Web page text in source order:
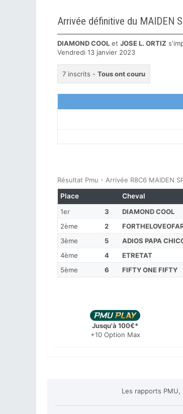
Arrivée définitive du MAIDEN
DIAMOND COOL et JOSE L. ORTIZ
Vendredi 13 janvier 2023
7 inscrits - Tous ont couru
Résultat Pmu - Arrivée R8C6 MAIDEN
1er 3 DIAMOND COOL
2ème
2
3ème
5 ADIOS PAPA
4ème
4 ETRETAT
5ème
6 FIFTY ONE FIFTY
Place Cheval
Jusqu'à 100€*
+10 Option Max
Les rapports